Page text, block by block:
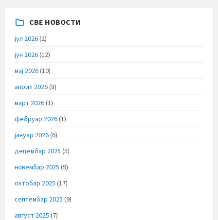
СВЕ НОВОСТИ
јул 2026(2)
јун 2026(12)
мај 2026(10)
април 2026(8)
март 2026(1)
фебруар 2026(1)
јануар 2026(6)
децембар 2025 (5)
новембар 2025 (9)
октобар 2025 (17)
септембар 2025 (9)
август 2025 (7)